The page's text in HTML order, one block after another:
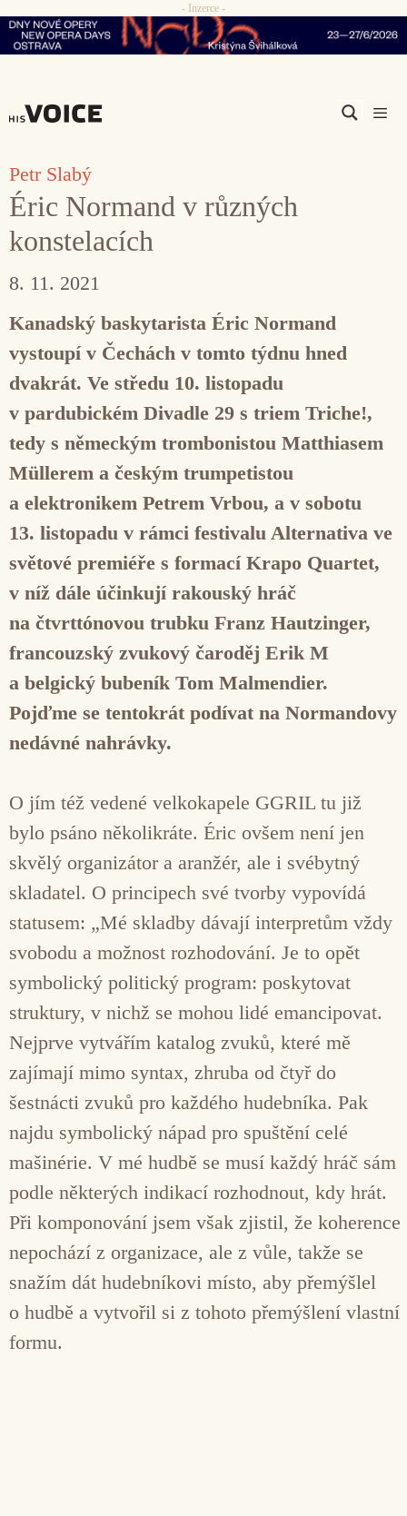
Přeskočit
na
- Inzerce -
Petr Slabý
Éric Normand v různých
konstelacích
8. 11. 2021
Kanadský baskytarista Éric Normand
vystoupí v Čechách v tomto týdnu hned
dvakrát. Ve středu 10. listopadu
v pardubickém Divadle 29 s triem Triche!,
tedy s německým trombonistou Matthiasem
Müllerem a českým trumpetistou
a elektronikem Petrem Vrbou, a v sobotu
13. listopadu v rámci festivalu Alternativa ve
světové premiéře s formací Krapo Quartet,
v níž dále účinkují rakouský hráč
na čtvrttónovou trubku Franz Hautzinger,
francouzský zvukový čaroděj Erik M
a belgický bubeník Tom Malmendier.
Pojďme se tentokrát podívat na Normandovy
nedávné nahrávky.
O jím též vedené velkokapele GGRIL tu již
bylo psáno několikráte. Éric ovšem není jen
skvělý organizátor a aranžér, ale i svébytný
skladatel. O principech své tvorby vypovídá
statusem: „Mé skladby dávají interpretům vždy
svobodu a možnost rozhodování. Je to opět
symbolický politický program: poskytovat
struktury, v nichž se mohou lidé emancipovat.
Nejprve vytvářím katalog zvuků, které mě
zajímají mimo syntax, zhruba od čtyř do
šestnácti zvuků pro každého hudebníka. Pak
najdu symbolický nápad pro spuštění celé
mašinérie. V mé hudbě se musí každý hráč sám
podle některých indikací rozhodnout, kdy hrát.
Při komponování jsem však zjistil, že koherence
nepochází z organizace, ale z vůle, takže se
snažím dát hudebníkovi místo, aby přemýšlel
o hudbě a vytvořil si z tohoto přemýšlení vlastní
formu.